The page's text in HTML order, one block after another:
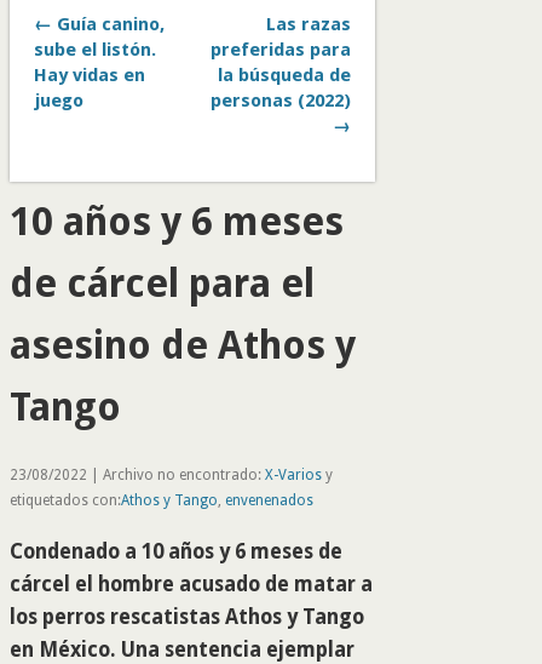
← Guía canino,
sube el listón.
Hay vidas en
juego
Las razas
preferidas para
la búsqueda de
personas (2022)
→
10 años y 6 meses
de cárcel para el
asesino de Athos y
Tango
23/08/2022 | Archivo no encontrado: X-Variosy
etiquetados con:Athos y Tango, envenenados
Condenado a 10 años y 6 meses de
cárcel el hombre acusado de matar a
los perros rescatistas Athos y Tango
en México. Una sentencia ejemplar